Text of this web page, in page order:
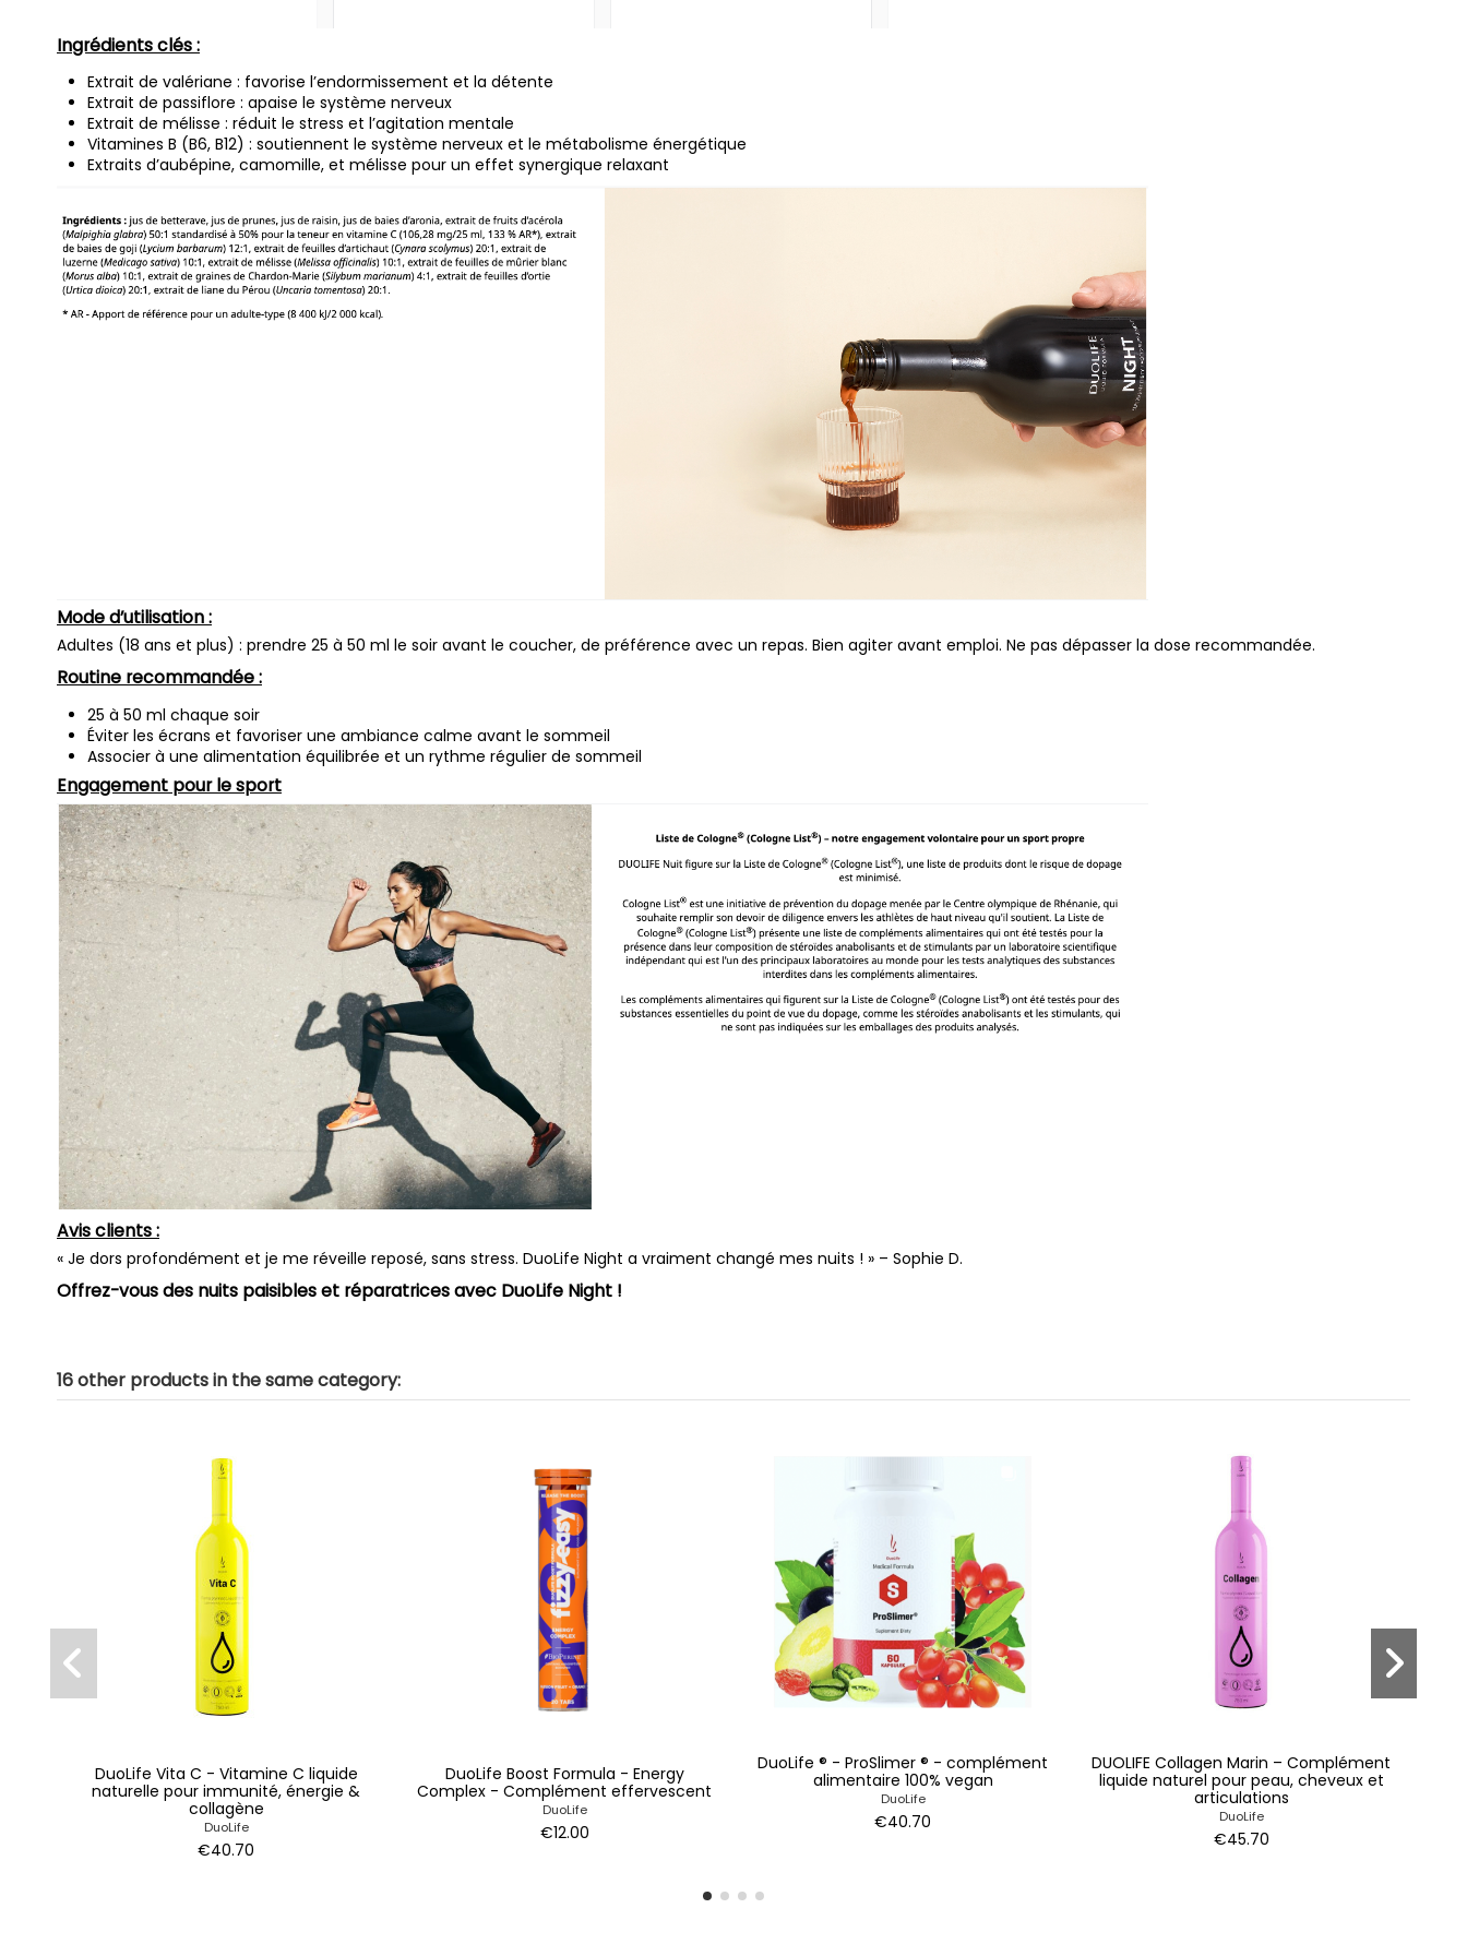
Ingrédients clés :
Extrait de valériane : favorise l’endormissement et la détente
Extrait de passiflore : apaise le système nerveux
Extrait de mélisse : réduit le stress et l’agitation mentale
Vitamines B (B6, B12) : soutiennent le système nerveux et le métabolisme énergétique
Extraits d’aubépine, camomille, et mélisse pour un effet synergique relaxant
Mode d’utilisation :
Adultes (18 ans et plus) : prendre 25 à 50 ml le soir avant le coucher, de préférence avec un repas. Bien agiter avant emploi. Ne pas dépasser la dose recommandée.
Routine recommandée :
25 à 50 ml chaque soir
Éviter les écrans et favoriser une ambiance calme avant le sommeil
Associer à une alimentation équilibrée et un rythme régulier de sommeil
Engagement pour le sport
Avis clients :
« Je dors profondément et je me réveille reposé, sans stress. DuoLife Night a vraiment changé mes nuits ! » – Sophie D.
Offrez-vous des nuits paisibles et réparatrices avec DuoLife Night !
16 other products in the same category:
DuoLife Vita C - Vitamine C liquide
naturelle pour immunité, énergie &
collagène
DuoLife
€40.70
DuoLife Boost Formula - Energy
Complex - Complément effervescent
DuoLife
€12.00
DuoLife ® - ProSlimer ® - complément
alimentaire 100% vegan
DuoLife
€40.70
DUOLIFE Collagen Marin – Complément
liquide naturel pour peau, cheveux et
articulations
DuoLife
€45.70